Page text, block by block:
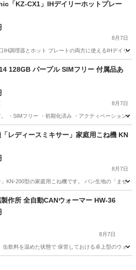
「KZ-CX1」IHデイリーホットプレー
8月7日
IH調理器とホット プレートの両方に使えるIHデイリ
Panasonic
128GB パープル SIMフリー 付属品あ
8月7日
・SIMフリー ・初期化済み ・アクティベーション
駅 電話、ＦＡＸ Lightning
レディースミキサー」家庭用こね機 KN
8月7日
KN-200型の家庭用こね機です。 パン生地の「まぜ
家電
作所 全自動CANウォーマー HW-36
8月7日
缶飲料を温めた状態で 保管しておける卓上型のウォ